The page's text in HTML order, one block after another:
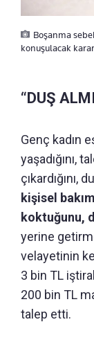
Boşanma
konuşulacak
“DUŞ
Genç kadın
yaşadığını,
çıkardığını,
kişisel
koktuğunu,
yerine
velayetinin
3 bin TL
200 bin TL
talep etti.